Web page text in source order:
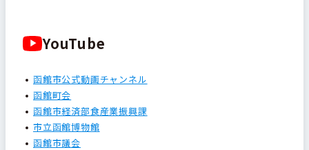
YouTube
函館市公式動画チャンネル
函館町会
函館市経済部食産業振興課
市立函館博物館
函館市議会